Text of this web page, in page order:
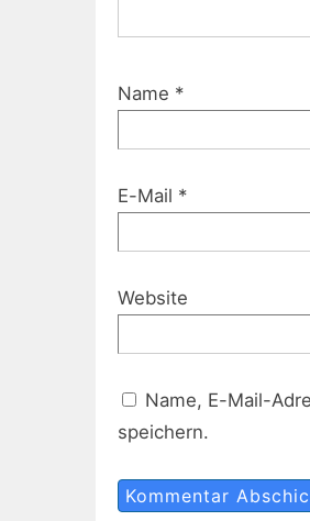
Name *
E-Mail *
Website
Name, E-Mail-
speichern.